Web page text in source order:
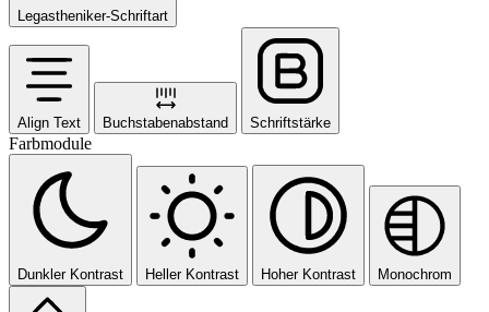
Legastheniker-Schriftart
Align Text Buchstabenabstand Schriftstärke
Farbmodule
Dunkler Kontrast Heller Kontrast Hoher Kontrast Monochrom